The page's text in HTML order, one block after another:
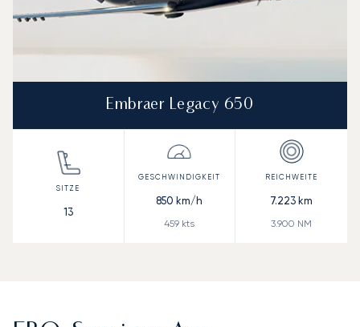
Embraer Legacy 650
13
850 km/h
459 kts
7.223 km
3.900 NM